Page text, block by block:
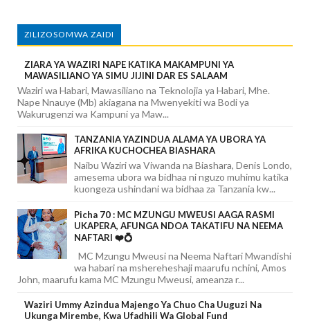
ZILIZOSOMWA ZAIDI
ZIARA YA WAZIRI NAPE KATIKA MAKAMPUNI YA
MAWASILIANO YA SIMU JIJINI DAR ES SALAAM
Waziri wa Habari, Mawasiliano na Teknolojia ya Habari, Mhe.
Nape Nnauye (Mb) akiagana na Mwenyekiti wa Bodi ya
Wakurugenzi wa Kampuni ya Maw...
TANZANIA YAZINDUA ALAMA YA UBORA YA
AFRIKA KUCHOCHEA BIASHARA
Naibu Waziri wa Viwanda na Biashara, Denis Londo,
amesema ubora wa bidhaa ni nguzo muhimu katika
kuongeza ushindani wa bidhaa za Tanzania kw...
Picha 70 : MC MZUNGU MWEUSI AAGA RASMI
UKAPERA, AFUNGA NDOA TAKATIFU NA NEEMA
NAFTARI ❤️💍
MC Mzungu Mweusi na Neema Naftari Mwandishi
wa habari na mshereheshaji maarufu nchini, Amos
John, maarufu kama MC Mzungu Mweusi, ameanza r...
Waziri Ummy Azindua Majengo Ya Chuo Cha Uuguzi Na
Ukunga Mirembe, Kwa Ufadhili Wa Global Fund